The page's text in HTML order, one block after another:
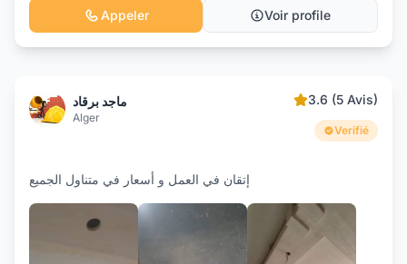
Appeler Voir profile
ماجد برقاد
Alger
3.6 (5 Avis)
Verifié
إتقان في العمل و أسعار في متناول الجميع